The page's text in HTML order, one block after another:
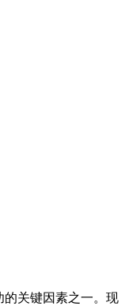
的关键因素之一。现